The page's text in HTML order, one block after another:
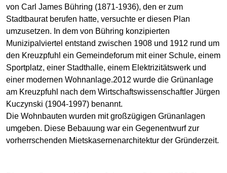
von Carl James Bühring (1871-1936), den er zum
Stadtbaurat berufen hatte, versuchte er diesen Plan
umzusetzen. In dem von Bühring konzipierten
Munizipalviertel entstand zwischen 1908 und 1912 rund um
den Kreuzpfuhl ein Gemeindeforum mit einer Schule, einem
Sportplatz, einer Stadthalle, einem Elektrizitätswerk und
einer modernen Wohnanlage.2012 wurde die Grünanlage
am Kreuzpfuhl nach dem Wirt­schafts­wissen­schaftler Jürgen
Kuczynski (1904-1997) benannt.
Die Wohnbauten wurden mit großzügigen Grünanlagen
umgeben. Diese Bebauung war ein Gegenentwurf zur
vorherrschenden Mietskasernenarchitektur der Gründerzeit.